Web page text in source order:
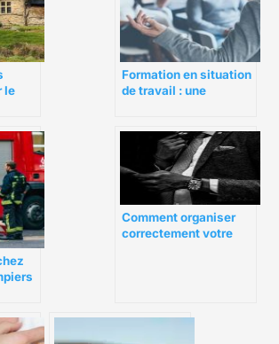
le
Formation en situation
de travail : une
Comment organiser
correctement votre